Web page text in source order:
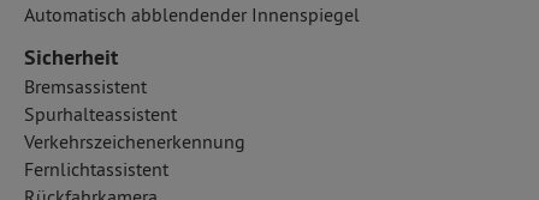
Automatisch abblendender Innenspiegel
Sicherheit
Bremsassistent
Spurhalteassistent
Verkehrszeichenerkennung
Fernlichtassistent